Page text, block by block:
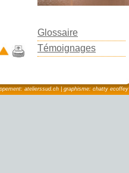
Glossaire
Témoignages
atelierssud.ch | graphisme: chatty ecoffey